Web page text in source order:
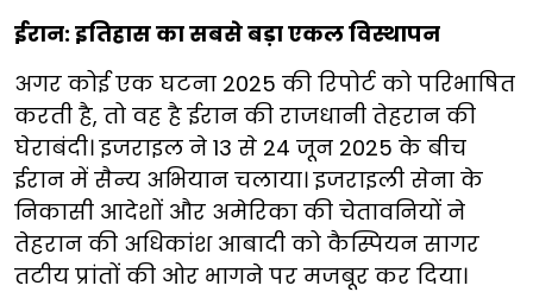
ईरान: इतिहास का सबसे बड़ा एकल विस्थापन
अगर कोई एक घटना 2025 की रिपोर्ट को परिभाषित
करती है, तो वह है ईरान की राजधानी तेहरान की
घेराबंदी। इजराइल ने 13 से 24 जून 2025 के बीच
ईरान में सैन्य अभियान चलाया। इजराइली सेना के
निकासी आदेशों और अमेरिका की चेतावनियों ने
तेहरान की अधिकांश आबादी को कैस्पियन सागर
तटीय प्रांतों की ओर भागने पर मजबूर कर दिया।